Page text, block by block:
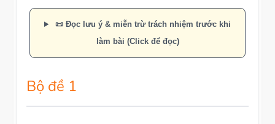
📜 Đọc lưu ý & miễn trừ trách nhiệm trước khi
làm bài (Click để đọc)
Bộ đề 1